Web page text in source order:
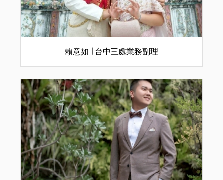
賴意如 ∣ 台中三處業務副理